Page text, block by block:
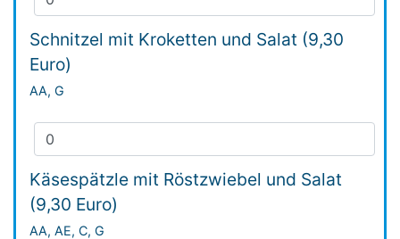
Schnitzel mit Kroketten und Salat (9,30
Euro)
AA, G
Käsespätzle mit Röstzwiebel und Salat
(9,30 Euro)
AA, AE, C, G